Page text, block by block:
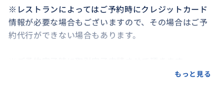
※レストランによってはご予約時にクレジットカード
情報が必要な場合もございますので、その場合はご予
約代行ができない場合もあります。
もっと見る